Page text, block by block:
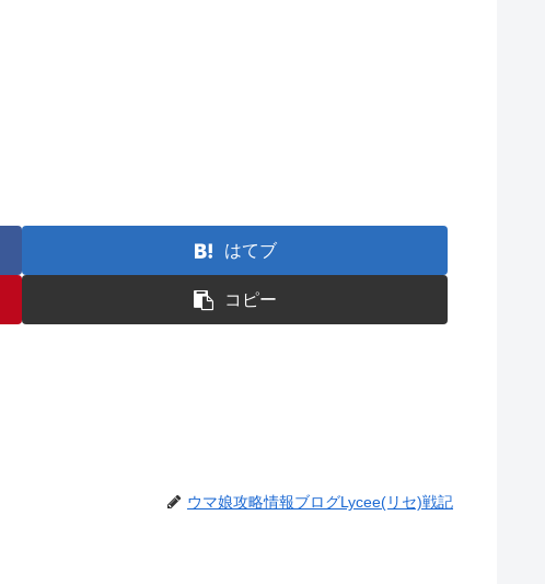
はてブ
コピー
ウマ娘攻略情報ブログLycee(リセ)戦記